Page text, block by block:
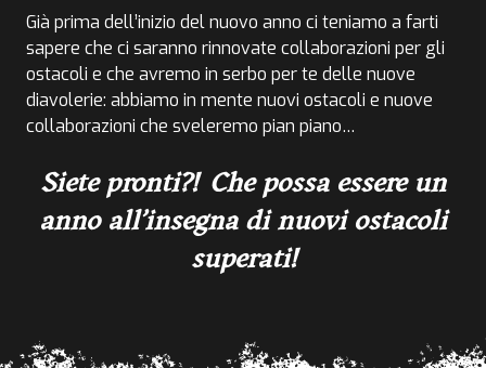
Già prima dell’inizio del nuovo anno ci teniamo a farti
sapere che ci saranno rinnovate collaborazioni per gli
ostacoli e che avremo in serbo per te delle nuove
diavolerie: abbiamo in mente nuovi ostacoli e nuove
collaborazioni che sveleremo pian piano…
Siete pronti?! Che possa essere un
anno all’insegna di nuovi ostacoli
superati!